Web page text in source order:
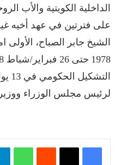
الداخلية الكويتية والأب
على فترتين في عهد أخيه
لرئيس مجلس الوزراء
واتساب